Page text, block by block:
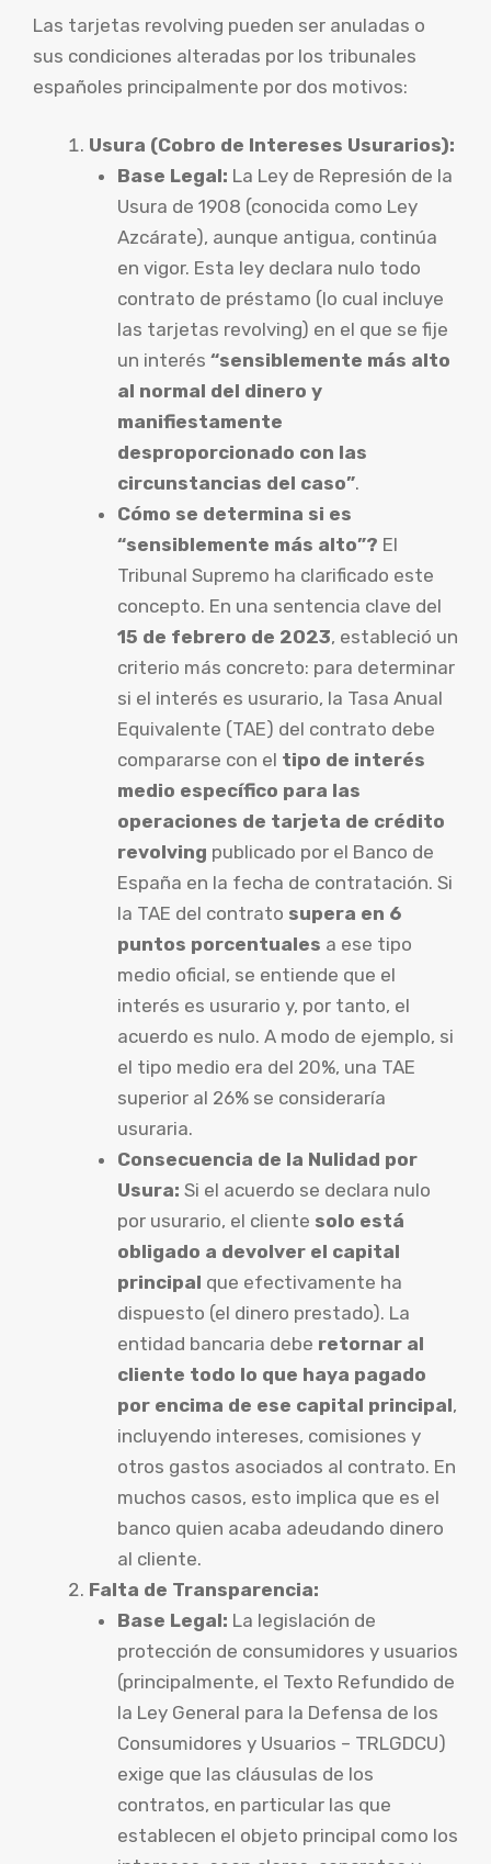
Las tarjetas revolving pueden ser anuladas o
sus condiciones alteradas por los tribunales
españoles principalmente por dos motivos:
Usura (Cobro de Intereses Usurarios):
Base Legal: La Ley de Represión de la
Usura de 1908 (conocida como Ley
Azcárate), aunque antigua, continúa
en vigor. Esta ley declara nulo todo
contrato de préstamo (lo cual incluye
las tarjetas revolving) en el que se fije
un interés “sensiblemente más alto
al normal del dinero y
manifiestamente
desproporcionado con las
circunstancias del caso”.
Cómo se determina si es
“sensiblemente más alto”? El
Tribunal Supremo ha clarificado este
concepto. En una sentencia clave del
15 de febrero de 2023, estableció un
criterio más concreto: para determinar
si el interés es usurario, la Tasa Anual
Equivalente (TAE) del contrato debe
compararse con el tipo de interés
medio específico para las
operaciones de tarjeta de crédito
revolving publicado por el Banco de
España en la fecha de contratación. Si
la TAE del contrato supera en 6
puntos porcentuales a ese tipo
medio oficial, se entiende que el
interés es usurario y, por tanto, el
acuerdo es nulo. A modo de ejemplo, si
el tipo medio era del 20%, una TAE
superior al 26% se consideraría
usuraria.
Consecuencia de la Nulidad por
Usura: Si el acuerdo se declara nulo
por usurario, el cliente solo está
obligado a devolver el capital
principal que efectivamente ha
dispuesto (el dinero prestado). La
entidad bancaria debe retornar al
cliente todo lo que haya pagado
por encima de ese capital principal,
incluyendo intereses, comisiones y
otros gastos asociados al contrato. En
muchos casos, esto implica que es el
banco quien acaba adeudando dinero
al cliente.
Falta de Transparencia:
Base Legal: La legislación de
protección de consumidores y usuarios
(principalmente, el Texto Refundido de
la Ley General para la Defensa de los
Consumidores y Usuarios – TRLGDCU)
exige que las cláusulas de los
contratos, en particular las que
establecen el objeto principal como los